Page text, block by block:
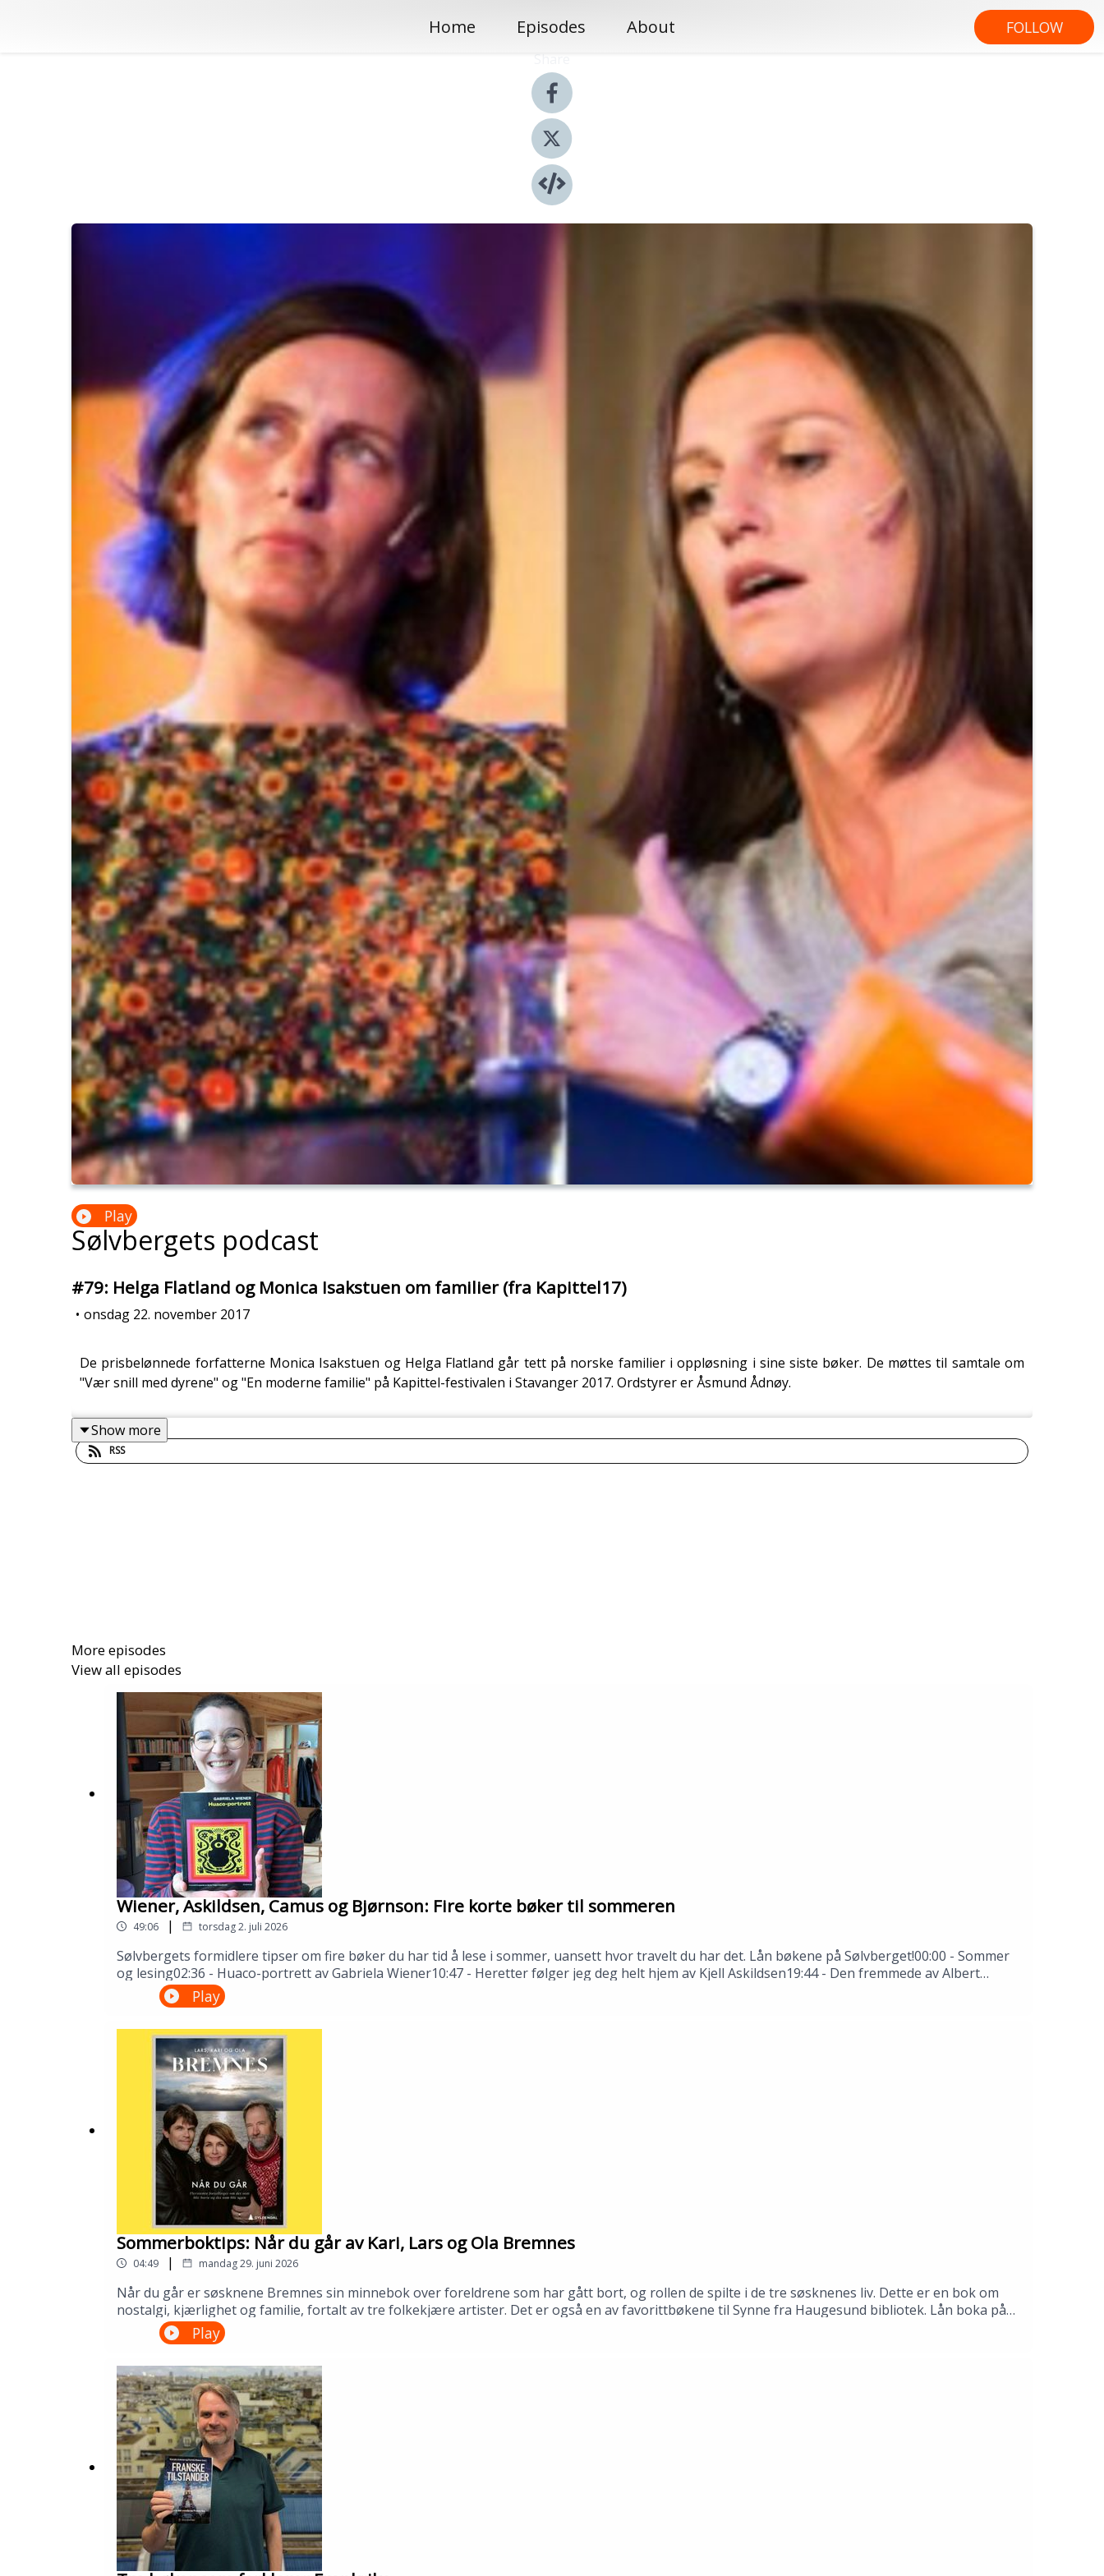
Home Episodes About FOLLOW
Play
Sølvbergets podcast
#79: Helga Flatland og Monica Isakstuen om familier (fra Kapittel17)
• onsdag 22. november 2017
De prisbelønnede forfatterne Monica Isakstuen og Helga Flatland går tett på norske familier i oppløsning i sine siste bøker. De møttes til samtale om
"Vær snill med dyrene" og "En moderne familie" på Kapittel-festivalen i Stavanger 2017. Ordstyrer er Åsmund Ådnøy.
Show more
RSS
More episodes
View all episodes
Wiener, Askildsen, Camus og Bjørnson: Fire korte bøker til sommeren
49:06 | torsdag 2. juli 2026
Sølvbergets formidlere tipser om fire bøker du har tid å lese i sommer, uansett hvor travelt du har det. Lån bøkene på Sølvberget!00:00 - Sommer
og lesing02:36 - Huaco-portrett av Gabriela Wiener10:47 - Heretter følger jeg deg helt hjem av Kjell Askildsen19:44 - Den fremmede av Albert
Camus32:51 - Synnøve Solbakken av Bjørnstjerne Bjørnson---Innspilt i Stavanger i juni 2026.Medvirkende: Thale Dobbert, Hannah Ersland, Tomas
Gustafsson og Åsmund Ådnøy.Produksjon: Tomas Gustafsson og Åsmund Ådnøy.
Play
Sommerboktips: Når du går av Kari, Lars og Ola Bremnes
04:49 | mandag 29. juni 2026
Når du går er søsknene Bremnes sin minnebok over foreldrene som har gått bort, og rollen de spilte i de tre søsknenes liv. Dette er en bok om
nostalgi, kjærlighet og familie, fortalt av tre folkekjære artister. Det er også en av favorittbøkene til Synne fra Haugesund bibliotek. Lån boka på
biblioteket ditt!---Innspilt på Kopervik bibliotek i april 2026.Medvirkende: Synne Fredriksen og Tomas Gustafsson.Produksjon: Åsmund Ådnøy.Alt
om Sølvberget: https://www.sølvberget.no
Play